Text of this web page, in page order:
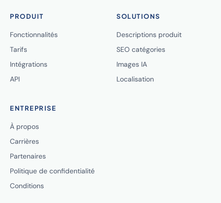
PRODUIT
Fonctionnalités
Tarifs
Intégrations
API
SOLUTIONS
Descriptions produit
SEO catégories
Images IA
Localisation
ENTREPRISE
À propos
Carrières
Partenaires
Politique de confidentialité
Conditions